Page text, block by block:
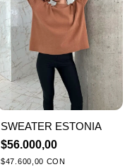
SWEATER ESTONIA
$56.000,00
$47.600,00 CON